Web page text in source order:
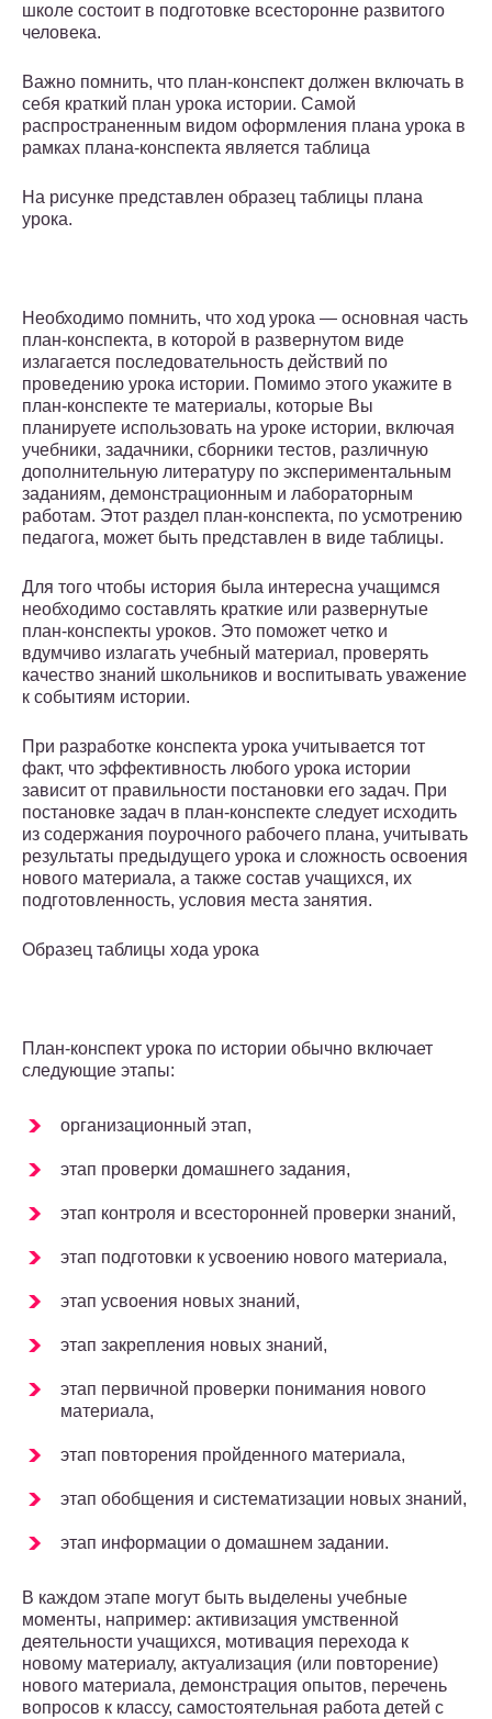
школе состоит в подготовке всесторонне развитого
человека.
Важно помнить, что план-конспект должен включать в
себя краткий план урока истории. Самой
распространенным видом оформления плана урока в
рамках плана-конспекта является таблица
На рисунке представлен образец таблицы плана
урока.
Необходимо помнить, что ход урока — основная часть
план-конспекта, в которой в развернутом виде
излагается последовательность действий по
проведению урока истории. Помимо этого укажите в
план-конспекте те материалы, которые Вы
планируете использовать на уроке истории, включая
учебники, задачники, сборники тестов, различную
дополнительную литературу по экспериментальным
заданиям, демонстрационным и лабораторным
работам. Этот раздел план-конспекта, по усмотрению
педагога, может быть представлен в виде таблицы.
Для того чтобы история была интересна учащимся
необходимо составлять краткие или развернутые
план-конспекты уроков. Это поможет четко и
вдумчиво излагать учебный материал, проверять
качество знаний школьников и воспитывать уважение
к событиям истории.
При разработке конспекта урока учитывается тот
факт, что эффективность любого урока истории
зависит от правильности постановки его задач. При
постановке задач в план-конспекте следует исходить
из содержания поурочного рабочего плана, учитывать
результаты предыдущего урока и сложность освоения
нового материала, а также состав учащихся, их
подготовленность, условия места занятия.
Образец таблицы хода урока
План-конспект урока по истории обычно включает
следующие этапы:
организационный этап,
этап проверки домашнего задания,
этап контроля и всесторонней проверки знаний,
этап подготовки к усвоению нового материала,
этап усвоения новых знаний,
этап закрепления новых знаний,
этап первичной проверки понимания нового
материала,
этап повторения пройденного материала,
этап обобщения и систематизации новых знаний,
этап информации о домашнем задании.
В каждом этапе могут быть выделены учебные
моменты, например: активизация умственной
деятельности учащихся, мотивация перехода к
новому материалу, актуализация (или повторение)
нового материала, демонстрация опытов, перечень
вопросов к классу, самостоятельная работа детей с